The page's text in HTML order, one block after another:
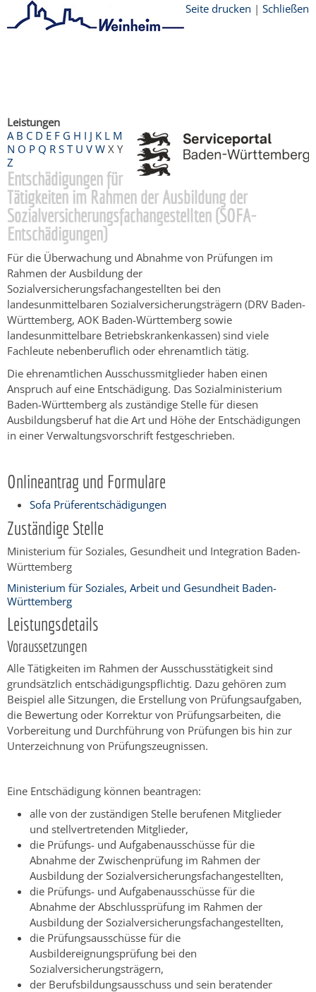
Seite drucken | Schließen
Leistungen
A B C D E F G H I J K L M
N O P Q R S T U V W X Y
Z
Entschädigungen für
Tätigkeiten im Rahmen der Ausbildung der
Sozialversicherungsfachangestellten (SOFA-
Entschädigungen)
Für die Überwachung und Abnahme von Prüfungen im
Rahmen der Ausbildung der
Sozialversicherungsfachangestellten bei den
landesunmittelbaren Sozialversicherungsträgern (DRV Baden-
Württemberg, AOK Baden-Württemberg sowie
landesunmittelbare Betriebskrankenkassen) sind viele
Fachleute nebenberuflich oder ehrenamtlich tätig.
Die ehrenamtlichen Ausschussmitglieder haben einen
Anspruch auf eine Entschädigung. Das Sozialministerium
Baden-Württemberg als zuständige Stelle für diesen
Ausbildungsberuf hat die Art und Höhe der Entschädigungen
in einer Verwaltungsvorschrift festgeschrieben.
Onlineantrag und Formulare
Sofa Prüferentschädigungen
Zuständige Stelle
Ministerium für Soziales, Gesundheit und Integration Baden-
Württemberg
Ministerium für Soziales, Arbeit und Gesundheit Baden-
Württemberg
Leistungsdetails
Voraussetzungen
Alle Tätigkeiten im Rahmen der Ausschusstätigkeit sind
grundsätzlich entschädigungspflichtig. Dazu gehören zum
Beispiel alle Sitzungen, die Erstellung von Prüfungsaufgaben,
die Bewertung oder Korrektur von Prüfungsarbeiten, die
Vorbereitung und Durchführung von Prüfungen bis hin zur
Unterzeichnung von Prüfungszeugnissen.
Eine Entschädigung können beantragen:
alle von der zuständigen Stelle berufenen Mitglieder
und stellvertretenden Mitglieder,
die Prüfungs- und Aufgabenausschüsse für die
Abnahme der Zwischenprüfung im Rahmen der
Ausbildung der Sozialversicherungsfachangestellten,
die Prüfungs- und Aufgabenausschüsse für die
Abnahme der Abschlussprüfung im Rahmen der
Ausbildung der Sozialversicherungsfachangestellten,
die Prüfungsausschüsse für die
Ausbildereignungsprüfung bei den
Sozialversicherungsträgern,
der Berufsbildungsausschuss und sein beratender